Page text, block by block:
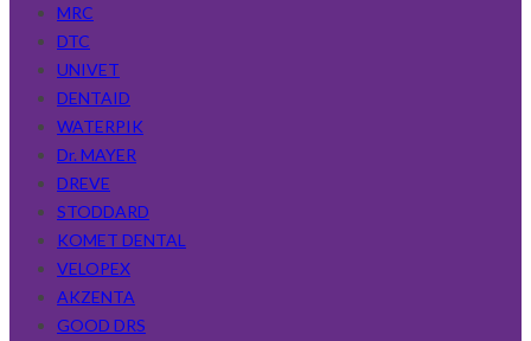
MRC
DTC
UNIVET
DENTAID
WATERPIK
Dr. MAYER
DREVE
STODDARD
KOMET DENTAL
VELOPEX
AKZENTA
GOOD DRS